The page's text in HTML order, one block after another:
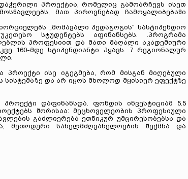
პროექტია, რომელიც გამოარჩევს ისეთ
მათ პიროვნებად ჩამოყალიბებაში
„მომავალი პედაგოგის" სასტიპენდიო
სტუდენტებს აფინანსებს. .პროგრამა
პროფესიით და მათი მაღალი აკადემიური
160-მდე სტიპენდიანტი ჰყავს. 7 რეგიონალურ
ისე იგეგმება, რომ მისგან მიღებული
და არ იყოს მხოლოდ მყისიერ ეფექტზე
დაფინანსდა. ფონდის ინვესტიციამ 5.5
შორისაა: მეცხოველეობის პროფესიული
გაძლიერება ეთნიკურ უმცირესობებსა და
მეთოდური სახელმძღვანელოების შექმნა და